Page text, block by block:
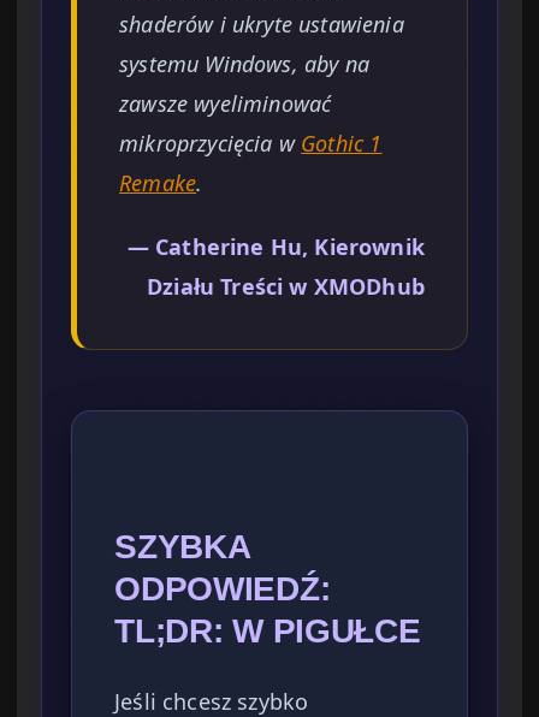
shaderów i ukryte ustawienia
systemu Windows, aby na
zawsze wyeliminować
mikroprzycięcia w Gothic 1
Remake.
— Catherine Hu, Kierownik
Działu Treści w XMODhub
SZYBKA
ODPOWIEDŹ:
TL;DR: W PIGUŁCE
Jeśli chcesz szybko